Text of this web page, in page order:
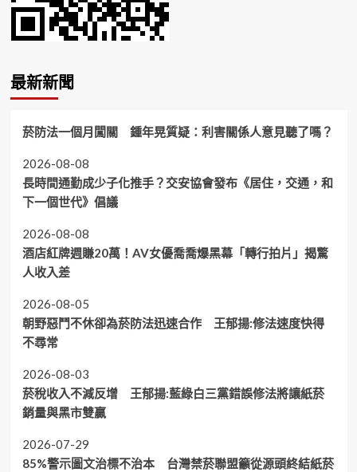
最新新聞
菸防法一個月闖關 鍾年晃質疑：利害關係人意見聽了嗎？
2026-08-08
長時間通勤成少子化推手？交安協會發布《居住，交通，和
下一個世代》倡議
2026-08-08
酒店紅牌週賺20萬！AV女優喬喬爆黑幕「轉行拍片」揭驚
人收入差
2026-08-05
朝野惡鬥不休卻為菸防法迅速合作 王郁揚:修法速度快得
不尋常
2026-08-03
菸稅收入不減反增 王郁揚:藍綠白三黨錯誤修法將讓紙菸
銷量與黑市雙贏
2026-07-29
85%警示圖文治標不治本 台灣禁菸聯盟籲從源頭終結紙菸